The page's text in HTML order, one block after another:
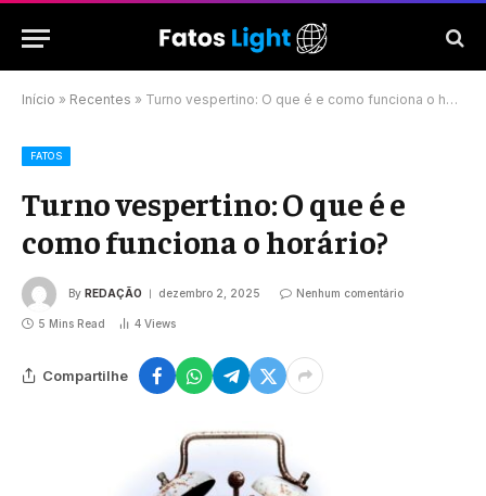
Início » Recentes » Turno vespertino: O que é e como funciona o horário?
FATOS
Turno vespertino: O que é e
como funciona o horário?
By REDAÇÃO dezembro 2, 2025 Nenhum comentário
5 Mins Read 4 Views
Compartilhe